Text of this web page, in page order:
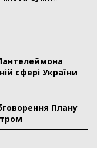
сфері України
Плану